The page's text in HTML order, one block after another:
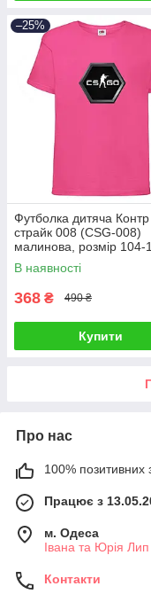
–25%
Футболка дитяча Контр
страйк 008 (CSG-008)
малинова, розмір 104-
128-140-152-164
В наявності
368 ₴ 490 ₴
Купити
Про нас
100% позитивних
Працює з
м. Одеса
Івана та Юрія
Контакти